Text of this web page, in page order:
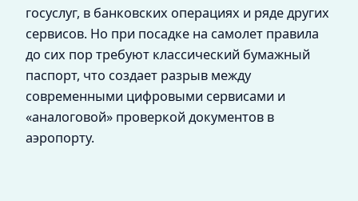
госуслуг, в банковских операциях и ряде других
сервисов. Но при посадке на самолет правила
до сих пор требуют классический бумажный
паспорт, что создает разрыв между
современными цифровыми сервисами и
«аналоговой» проверкой документов в
аэропорту.